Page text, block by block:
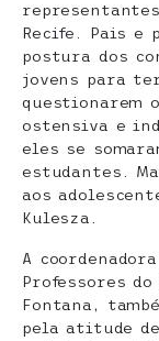
Recife. Pais e
postura dos
jovens para
questionarem
ostensiva e
eles se
estudantes.
aos
Kulesza.
A
Professores do
Fontana,
pela atitude